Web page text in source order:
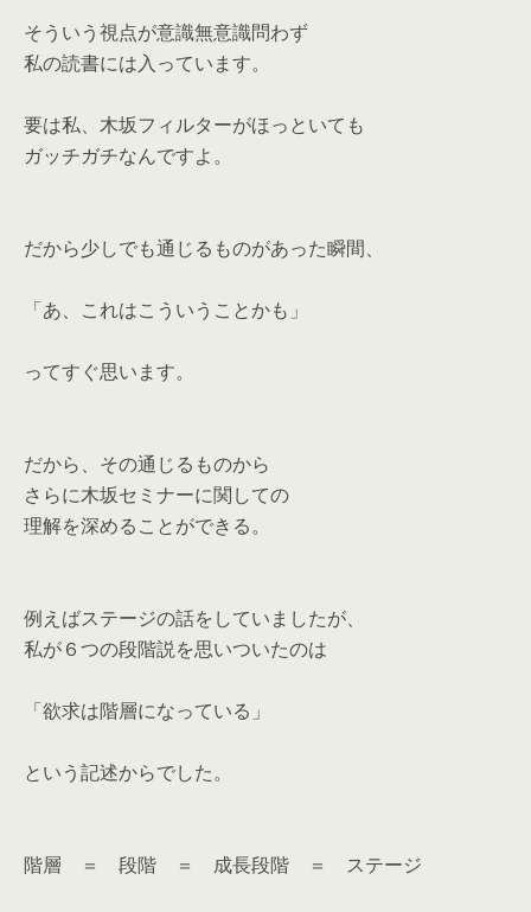
そういう視点が意識無意識問わず
私の読書には入っています。
要は私、木坂フィルターがほっといても
ガッチガチなんですよ。
だから少しでも通じるものがあった瞬間、
「あ、これはこういうことかも」
ってすぐ思います。
だから、その通じるものから
さらに木坂セミナーに関しての
理解を深めることができる。
例えばステージの話をしていましたが、
私が６つの段階説を思いついたのは
「欲求は階層になっている」
という記述からでした。
階層 ＝ 段階 ＝ 成長段階 ＝ ステージ